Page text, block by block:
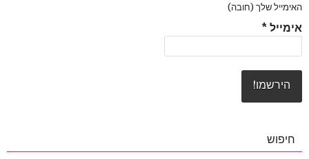
האימייל שלך (חובה)
אימייל *
חיפוש